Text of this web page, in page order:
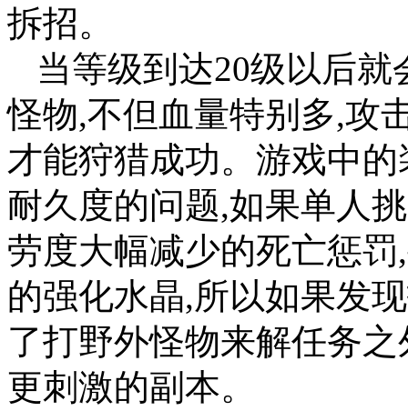
拆招。
当等级到达20级以后
怪物,不但血量特别多,攻
才能狩猎成功。游戏中
耐久度的问题,如果单人
劳度大幅减少的死亡惩
的强化水晶,所以如果发
了打野外怪物来解任务
更刺激的副本。